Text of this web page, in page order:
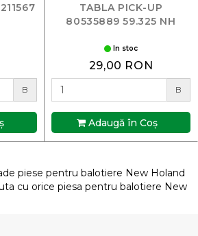
B
TABLA PICK-UP
80535889 59.325 NH
In stoc
29,00 RON
B
Adaugă în Coş
piese pentru balotiere New Holand
cu orice piesa pentru balotiere New